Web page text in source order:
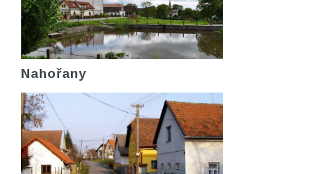
Nahořany